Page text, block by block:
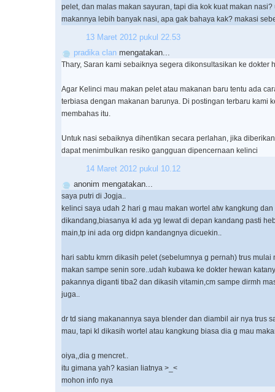
pelet, dan malas makan sayuran, tapi dia kok kuat makan
makannya lebih banyak nasi, apa gak bahaya kak? makasi
13 Maret 2012 pukul 22.53
pradika clan mengatakan...
Thary, Saran kami sebaiknya segera dikonsultasikan ke dokter
Agar Kelinci mau makan pelet atau makanan baru tentu ada
terbiasa dengan makanan barunya. Di postingan terbaru kami
membahas itu.
Untuk nasi sebaiknya dihentikan secara perlahan, jika
dapat menimbulkan resiko gangguan dipencernaan kelinci
14 Maret 2012 pukul 10.12
anonim mengatakan...
saya putri di Jogja..
kelinci saya udah 2 hari g mau makan wortel atw kangkung
dikandang,biasanya kl ada yg lewat di depan kandang pasti
main,tp ini ada org didpn kandangnya dicuekin..
hari sabtu kmrn dikasih pelet (sebelumnya g pernah) trus mulai
makan sampe senin sore..udah kubawa ke dokter hewan
pakannya diganti tiba2 dan dikasih vitamin,cm sampe dirmh
juga..
dr td siang makanannya saya blender dan diambil air nya trus
mau, tapi kl dikasih wortel atau kangkung biasa dia g mau
oiya,,dia g mencret..
itu gimana yah? kasian liatnya >_<
mohon info nya